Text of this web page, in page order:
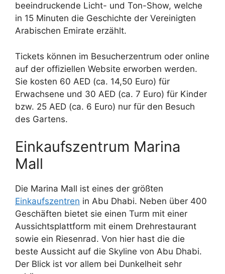
beeindruckende Licht- und Ton-Show, welche
in 15 Minuten die Geschichte der Vereinigten
Arabischen Emirate erzählt.
Tickets können im Besucherzentrum oder online
auf der offiziellen Website erworben werden.
Sie kosten 60 AED (ca. 14,50 Euro) für
Erwachsene und 30 AED (ca. 7 Euro) für Kinder
bzw. 25 AED (ca. 6 Euro) nur für den Besuch
des Gartens.
Einkaufszentrum Marina
Mall
Die Marina Mall ist eines der größten
Einkaufszentren in Abu Dhabi. Neben über 400
Geschäften bietet sie einen Turm mit einer
Aussichtsplattform mit einem Drehrestaurant
sowie ein Riesenrad. Von hier hast die die
beste Aussicht auf die Skyline von Abu Dhabi.
Der Blick ist vor allem bei Dunkelheit sehr